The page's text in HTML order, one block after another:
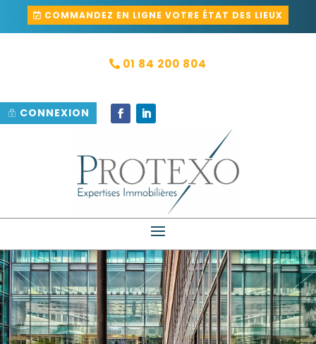
COMMANDEZ EN LIGNE VOTRE ÉTAT DES LIEUX
01 84 200 804
CONNEXION